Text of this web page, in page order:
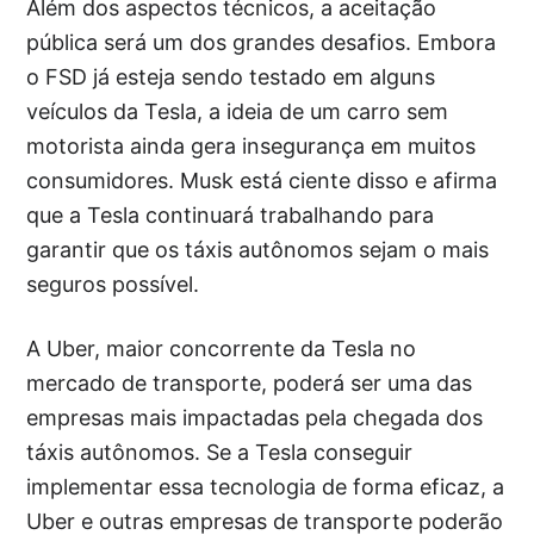
Além dos aspectos técnicos, a aceitação
pública será um dos grandes desafios. Embora
o FSD já esteja sendo testado em alguns
veículos da Tesla, a ideia de um carro sem
motorista ainda gera insegurança em muitos
consumidores. Musk está ciente disso e afirma
que a Tesla continuará trabalhando para
garantir que os táxis autônomos sejam o mais
seguros possível.
A Uber, maior concorrente da Tesla no
mercado de transporte, poderá ser uma das
empresas mais impactadas pela chegada dos
táxis autônomos. Se a Tesla conseguir
implementar essa tecnologia de forma eficaz, a
Uber e outras empresas de transporte poderão